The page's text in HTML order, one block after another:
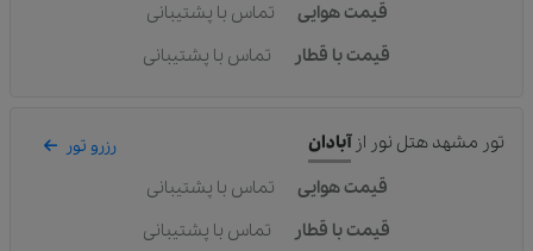
قیمت هوایی
تماس با پشتیبانی
قیمت با قطار
تماس با پشتیبانی
تور مشهد هتل نور ازآبادان رزرو تور
قیمت هوایی
تماس با پشتیبانی
قیمت با قطار
تماس با پشتیبانی